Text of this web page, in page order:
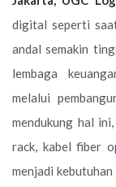
digital seperti
andal semakin
lembaga
melalui
mendukung hal
rack, kabel fiber
menjadi